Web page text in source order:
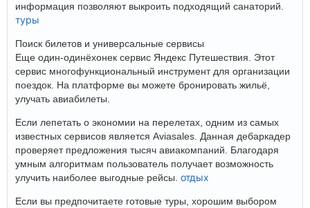
информация позволяют выкроить подходящий санаторий.
туры
Поиск билетов и универсальные сервисы
Еще один-одинёхонек сервис Яндекс Путешествия. Этот
сервис многофункциональный инструмент для организации
поездок. На платформе вы можете бронировать жильё,
улучать авиабилеты.
Если лепетать о экономии на перелетах, одним из самых
известных сервисов является Aviasales. Данная дебаркадер
проверяет предложения тысяч авиакомпаний. Благодаря
умным алгоритмам пользователь получает возможность
улучить наиболее выгодные рейсы. отдых
Если вы предпочитаете готовые туры, хорошим выбором